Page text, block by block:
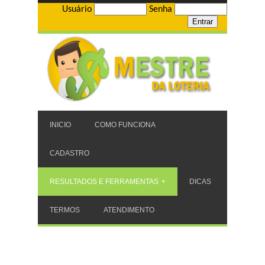
Usuário Senha
INICIO COMO FUNCIONA
CADASTRO
RESULTADOS E FERRAMENTAS DICAS
TERMOS ATENDIMENTO